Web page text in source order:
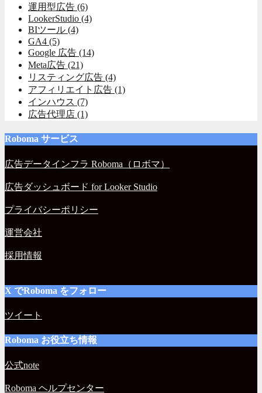
運用型広告 (6)
LookerStudio (4)
BIツール (4)
GA4 (5)
Google 広告 (14)
Meta広告 (21)
リスティング広告 (4)
アフィリエイト広告 (1)
インハウス (7)
広告代理店 (1)
Roboma サービス
広告データインフラ Roboma（ロボマ）
広告ダッシュボード for Looker Studio
プライバシーポリシー
運営会社
採用情報
X でRoboma をフォロー
ツイート
Roboma お役立ち情報
公式note
Roboma ヘルプセンター